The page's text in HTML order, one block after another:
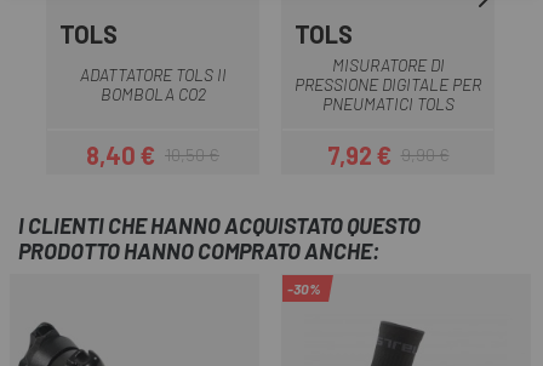
TOLS
ADATTATORE TOLS II
BOMBOLA CO2
Prezzo
8,40 €Prezzo base
10,50 €
TOLS
MISURATORE DI
PRESSIONE DIGITALE PER
PNEUMATICI TOLS
Prezzo
7,92 €Prezzo base
9,90 €
I CLIENTI CHE HANNO ACQUISTATO QUESTO
PRODOTTO HANNO COMPRATO ANCHE:
-30%